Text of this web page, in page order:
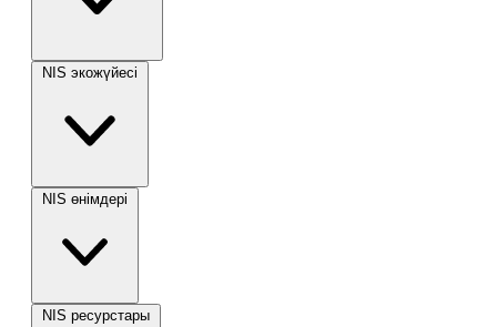
NIS экожүйесі
NIS өнімдері
NIS ресурстары